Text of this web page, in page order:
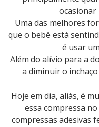
ocasionar
Uma das melhores
que o bebê está
é usar
Além do alívio para a
a diminuir o
Hoje em dia, aliás, é
essa compressa
compressas adesivas